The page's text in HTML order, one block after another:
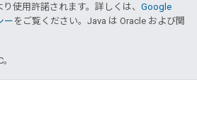
り使用許諾されます。詳しくは、 Google
ー をご覧ください。Java は Oracle および関